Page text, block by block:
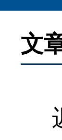
文